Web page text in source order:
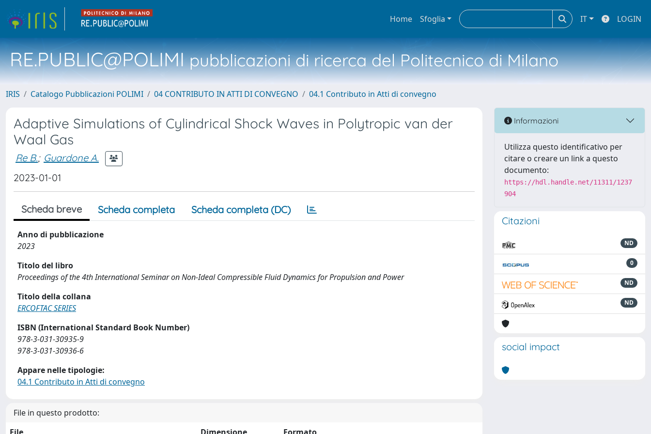
Home Sfoglia IT LOGIN
RE.PUBLIC@POLIMIpubblicazioni di ricerca del Politecnico di Milano
IRIS Catalogo Pubblicazioni POLIMI 04 CONTRIBUTO IN ATTI DI CONVEGNO 04.1 Contributo in Atti di convegno
Adaptive Simulations of Cylindrical Shock Waves in Polytropic van der
Waal Gas
Re B.; Guardone A.
2023-01-01
Scheda breve Scheda completa Scheda completa (DC)
Anno di pubblicazione
2023
Titolo del libro
Proceedings of the 4th International Seminar on Non-Ideal Compressible Fluid Dynamics for Propulsion and Power
Titolo della collana
ERCOFTAC SERIES
ISBN (International Standard Book Number)
978-3-031-30935-9
978-3-031-30936-6
Appare nelle tipologie:
04.1 Contributo in Atti di convegno
File in questo prodotto:
Informazioni
Utilizza questo identificativo per
citare o creare un link a questo
documento:
https://hdl.handle.net/11311/1237
904
Citazioni
ND
0
ND
ND
social impact